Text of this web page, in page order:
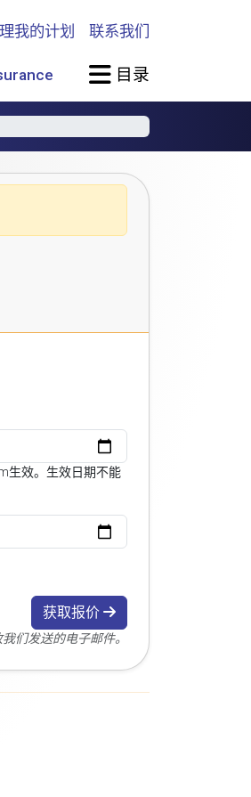
我的计划 联系我们
目录
生效。生效日期不能
获取报价
们发送的电子邮件。